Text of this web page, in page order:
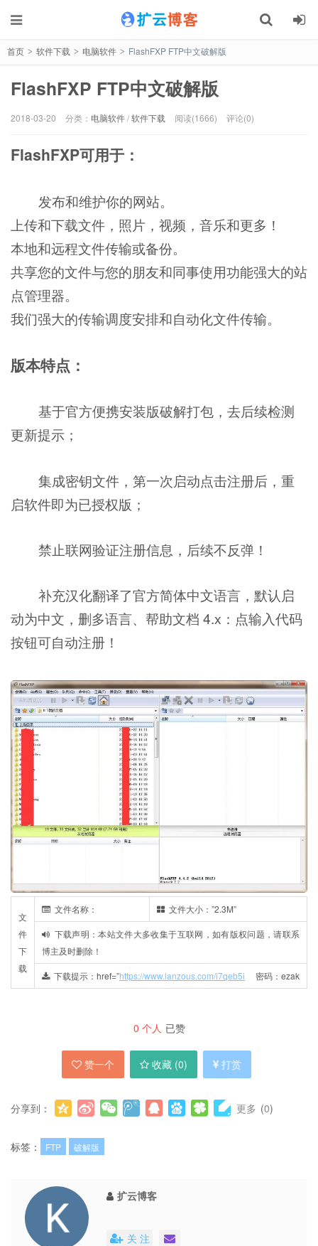
首页 > 软件下载 > 电脑软件 > FlashFXP FTP中文破解版
FlashFXP FTP中文破解版
2018-03-20 分类： 电脑软件/软件下载 阅读(1666) 评论(0)
FlashFXP可用于：
发布和维护你的网站。
上传和下载文件，照片，视频，音乐和更多！
本地和远程文件传输或备份。
共享您的文件与您的朋友和同事使用功能强大的站
点管理器。
我们强大的传输调度安排和自动化文件传输。
版本特点：
基于官方便携安装版破解打包，去后续检测
更新提示；
集成密钥文件，第一次启动点击注册后，重
启软件即为已授权版；
禁止联网验证注册信息，后续不反弹！
补充汉化翻译了官方简体中文语言，默认启
动为中文，删多语言、帮助文档 4.x：点输入代码
按钮可自动注册！
文
件
下
载
文件名称： 文件大小：”2.3M”
下载声明：本站文件大多收集于互联网，如有版权问题，请联系
博主及时删除！
下载提示：href=”https://www.lanzous.com/i7qeb5i 密码：ezak
0 个人 已赞
赞一个 收藏 (0) 打赏
分享到： 更多 (0)
标签： FTP 破解版
扩云博客
关 注